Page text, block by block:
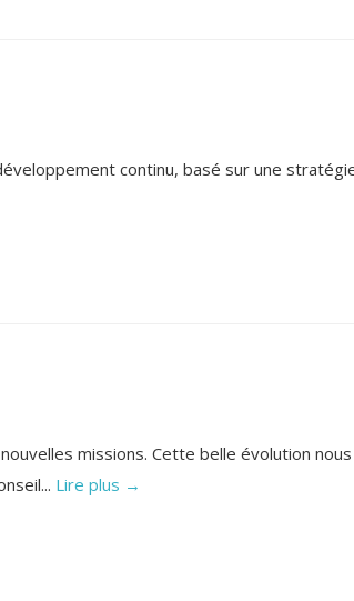
continu, basé sur une
missions. Cette belle évolution
Lire plus →